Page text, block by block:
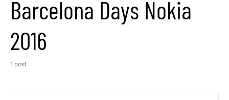
Barcelona Days Nokia
2016
1 post